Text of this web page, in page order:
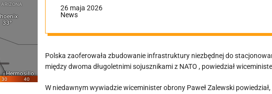
26 maja 2026
News
Polska zaoferowała zbudowanie infrastruktury niezbędnej do
między dwoma długoletnimi sojusznikami z NATO , powiedział
W niedawnym wywiadzie wiceminister obrony Paweł Zalewski